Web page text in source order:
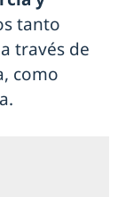
tanto
través de
como